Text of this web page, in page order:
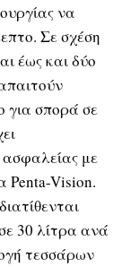
να
Σε σχέση
έως και δύο
για σπορά σε
με
Penta-Vision.
30 λίτρα ανά
τεσσάρων